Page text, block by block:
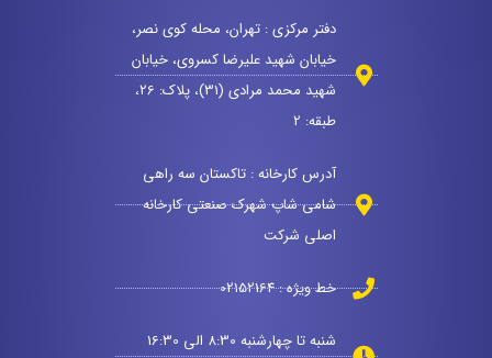
دفتر مرکزی : تهران، محله کوی نصر،
خیابان شهید علیرضا کسروی، خیابان
شهید محمد مرادی (31)، پلاک: 26،
طبقه: 2
آدرس کارخانه : تاکستان سه راهی
شامی شاپ شهرک صنعتی کارخانه
اصلی شرکت
خط ویژه : 02152164
شنبه تا چهارشنبه 8:30 الی 16:30